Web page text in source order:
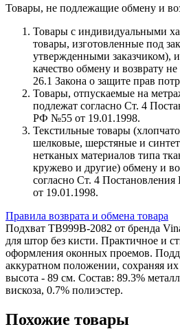
Товары, не подлежащие обмену и
Товары с индивидуальными
товары, изготовленные под
утвержденными
качество обмену и возврату
26.1 Закона о защите прав
Товары, отпускаемые на
подлежат согласно Ст. 4
РФ №55 от 19.01.1998.
Текстильные товары
шелковые, шерстяные и
нетканых материалов типа
кружево и другие) обмену и
согласно Ст. 4
от 19.01.1998.
Правила возврата и обмена товара
Подхват TB999B-2082 от бренда
для штор без кисти. Практичное и
оформления оконных проемов.
аккуратном положении, сохраняя
высота - 89 см. Состав: 89.3%
вискоза, 0.7% полиэстер.
Похожие товары